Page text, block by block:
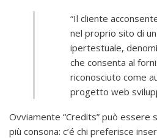
“Il cliente
nel proprio sito di
ipertestuale,
che consenta al
riconosciuto come
progetto web
Ovviamente “Credits” può essere
più consona: c’é chi preferisce